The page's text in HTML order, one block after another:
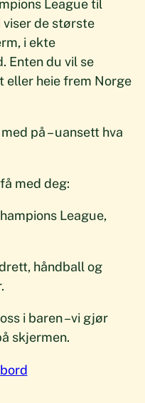
League til
viser de største
i ekte
Enten du vil se
eller heie frem Norge
på – uansett hva
med deg:
League,
håndball og
i baren –vi gjør
skjermen.